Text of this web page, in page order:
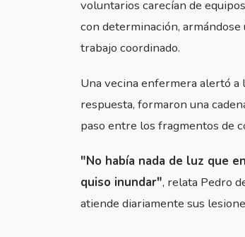
voluntarios carecían de
con determinación,
trabajo coordinado.
Una vecina enfermera alertó
respuesta, formaron una
paso entre los fragmentos de
"No había nada de luz que
quiso inundar", relata Pedro
atiende diariamente sus